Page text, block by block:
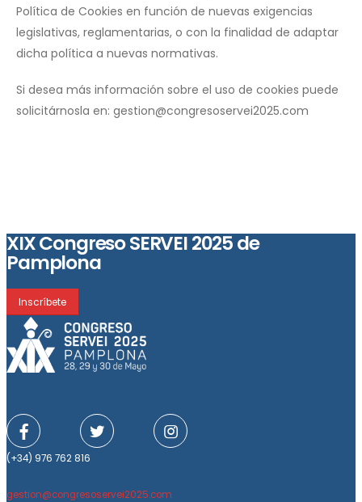
Política de Cookies en función de nuevas exigencias
legislativas, reglamentarias, o con la finalidad de adaptar
dicha política a nuevas normativas.
Si desea más información sobre el uso de cookies puede
solicitárnosla en: gestion@congresoservei2025.com
XIX Congreso SERVEI 2025 de
Pamplona
Inscríbete
(+34) 976 762 816
gestion@congresoservei2025.com